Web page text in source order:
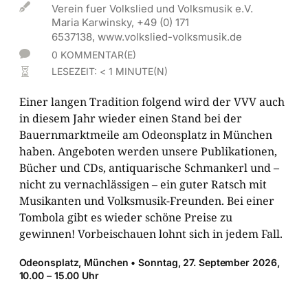

Verein fuer Volkslied und Volksmusik e.V.
Maria Karwinsky, +49 (0) 171
6537138, www.volkslied-volksmusik.de
 0 KOMMENTAR(E)
 LESEZEIT: < 1 MINUTE(N)
Einer langen Tradition folgend wird der VVV auch
in diesem Jahr wieder einen Stand bei der
Bauernmarktmeile am Odeonsplatz in München
haben. Angeboten werden unsere Publikationen,
Bücher und CDs, antiquarische Schmankerl und –
nicht zu vernachlässigen – ein guter Ratsch mit
Musikanten und Volksmusik-​Freunden. Bei einer
Tombola gibt es wieder schöne Preise zu
gewinnen! Vorbeischauen lohnt sich in jedem Fall.
Odeonsplatz, München • Sonntag, 27. ­September 2026,
10.00 – 15.00 Uhr